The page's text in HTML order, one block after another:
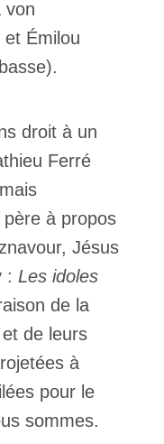
von
Émilou
droit à un
Ferré
à propos
Jésus
: Les idoles
de la
de leurs
à
pour le
sommes.